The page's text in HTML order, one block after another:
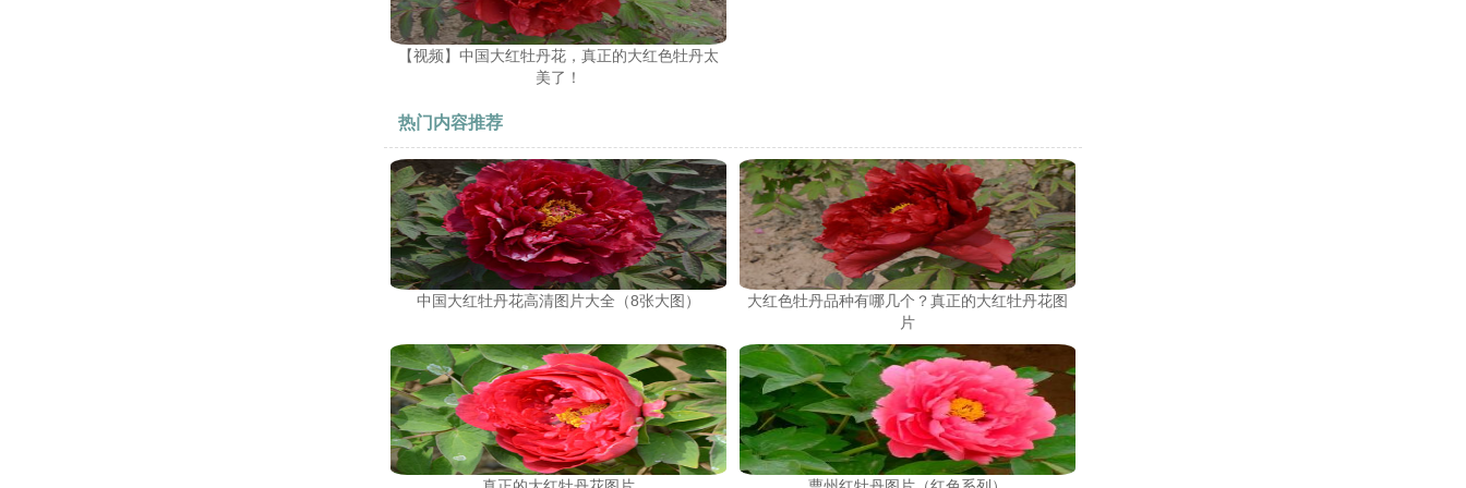
【视频】中国大红牡丹花，真正的大红色牡丹太
美了！
热门内容推荐
中国大红牡丹花高清图片大全（8张大图）
大红色牡丹品种有哪几个？真正的大红牡丹花图
片